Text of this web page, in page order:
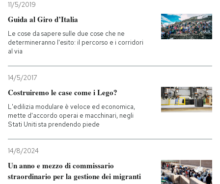
Entra
11/5/2019
Guida al Giro d’Italia
Le cose da sapere sulle due cose che ne
determineranno l'esito: il percorso e i corridori
al via
14/5/2017
Costruiremo le case come i Lego?
L'edilizia modulare è veloce ed economica,
mette d'accordo operai e macchinari, negli
Stati Uniti sta prendendo piede
14/8/2024
Un anno e mezzo di commissario
straordinario per la gestione dei migranti